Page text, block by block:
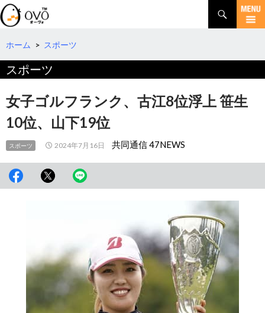
検
索
コ
テ
へ
動
ホーム > スポーツ
スポーツ
女子ゴルフランク、古江8位浮上 笹生
10位、山下19位
スポーツ 2024年7月16日 共同通信 47NEWS